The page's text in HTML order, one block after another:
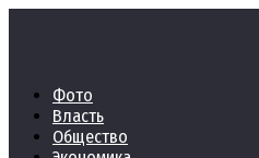
Фото
Власть
Общество